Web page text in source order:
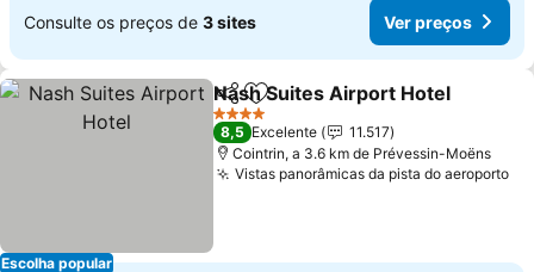
Consulte os preços de 3 sites Ver preços
Escolha popular
PartilharAdicionar aos favoritos
Nash Suites Airport Hotel
4 Estrelas
8,5 Excelente
11.517
Cointrin, a 3.6 km de Prévessin-Moëns
Vistas panorâmicas da pista do aeroporto